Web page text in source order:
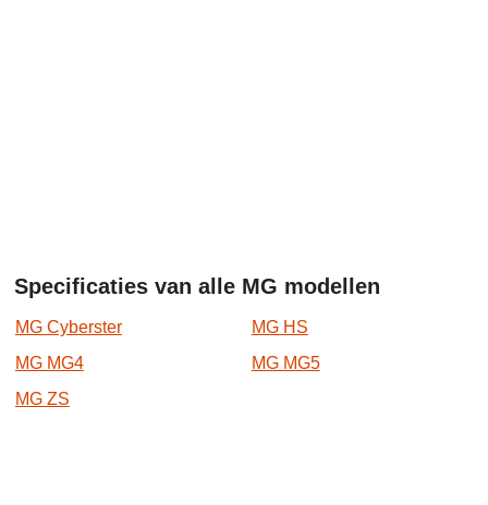
Specificaties van alle MG modellen
MG Cyberster
MG HS
MG MG4
MG MG5
MG ZS